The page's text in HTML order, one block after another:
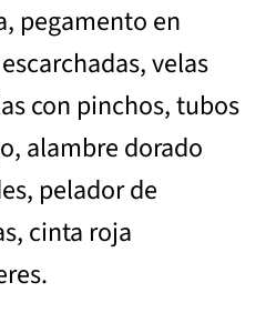
pegamento en
velas
con pinchos, tubos
alambre dorado
pelador de
cinta roja